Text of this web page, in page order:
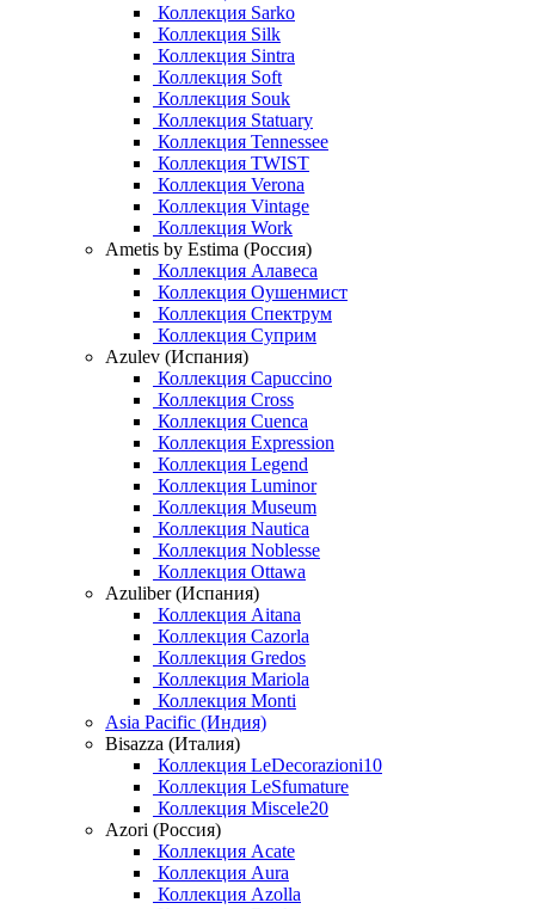
Коллекция Sarko
Коллекция Silk
Коллекция Sintra
Коллекция Soft
Коллекция Souk
Коллекция Statuary
Коллекция Tennessee
Коллекция TWIST
Коллекция Verona
Коллекция Vintage
Коллекция Work
Ametis by Estima (Россия)
Коллекция Алавеса
Коллекция Оушенмист
Коллекция Спектрум
Коллекция Суприм
Azulev (Испания)
Коллекция Capuccino
Коллекция Cross
Коллекция Cuenca
Коллекция Expression
Коллекция Legend
Коллекция Luminor
Коллекция Museum
Коллекция Nautica
Коллекция Noblesse
Коллекция Ottawa
Azuliber (Испания)
Коллекция Aitana
Коллекция Cazorla
Коллекция Gredos
Коллекция Mariola
Коллекция Monti
Asia Pacific (Индия)
Bisazza (Италия)
Коллекция LeDecorazioni10
Коллекция LeSfumature
Коллекция Miscele20
Azori (Россия)
Коллекция Acate
Коллекция Aura
Коллекция Azolla